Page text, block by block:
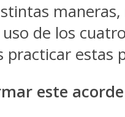
de los
estas
este